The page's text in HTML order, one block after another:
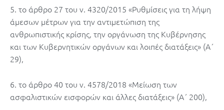
5. το άρθρο 27 του ν. 4320/2015 «Ρυθμίσεις για τη λήψη
άμεσων μέτρων για την αντιμετώπιση της
ανθρωπιστικής κρίσης, την οργάνωση της Κυβέρνησης
και των Κυβερνητικών οργάνων και λοιπές διατάξεις» (Α΄
29),
6. το άρθρο 40 του ν. 4578/2018 «Μείωση των
ασφαλιστικών εισφορών και άλλες διατάξεις» (Α΄ 200),